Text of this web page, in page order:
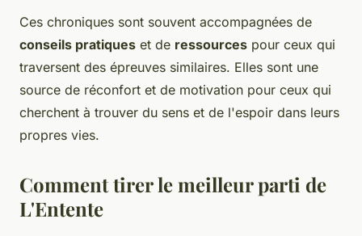
Ces chroniques sont souvent accompagnées de
conseils pratiques et de ressources pour ceux qui
traversent des épreuves similaires. Elles sont une
source de réconfort et de motivation pour ceux qui
cherchent à trouver du sens et de l'espoir dans leurs
propres vies.
Comment tirer le meilleur parti de
L'Entente